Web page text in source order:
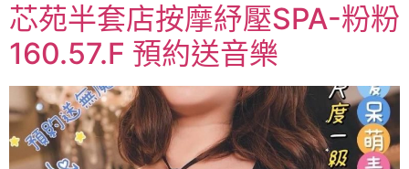
芯苑半套店按摩紓壓SPA-粉粉
160.57.F 預約送音樂